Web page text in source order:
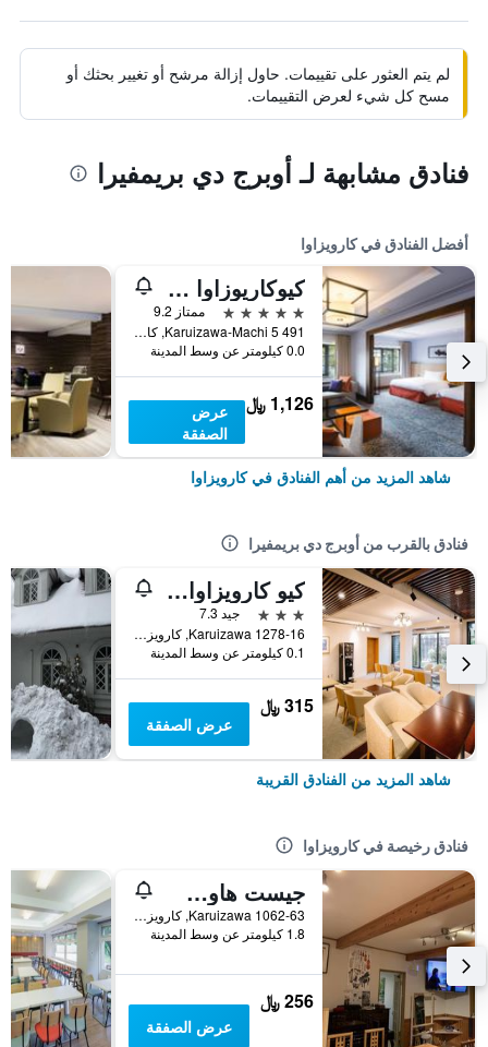
لم يتم العثور على تقييمات. حاول إزالة مرشح أو تغيير بحثك أو
مسح كل شيء لعرض التقييمات.
فنادق مشابهة لـ أوبرج دي بريمفيرا
أفضل الفنادق في كارويزاوا
كيوكاريوزاوا كيكايو، كوريو كوليكشن باي هيلتون
5 نجوم
ممتاز 9.2
491 5 Karuizawa-Machi, كارويزاوا, اليابان
0.0 كيلومتر عن وسط المدينة
1,126 ﷼
عرض
الصفقة
شاهد المزيد من أهم الفنادق في كارويزاوا
فنادق بالقرب من أوبرج دي بريمفيرا
كيو كارويزاوا هوتل شينونوميه
3 نجوم
جيد 7.3
Karuizawa 1278-16, كارويزاوا, اليابان
0.1 كيلومتر عن وسط المدينة
315 ﷼
عرض الصفقة
شاهد المزيد من الفنادق القريبة
فنادق رخيصة في كارويزاوا
جيست هاوس تشاكون كارويزاوا
1062-63 Karuizawa, كارويزاوا, اليابان
1.8 كيلومتر عن وسط المدينة
256 ﷼
عرض الصفقة